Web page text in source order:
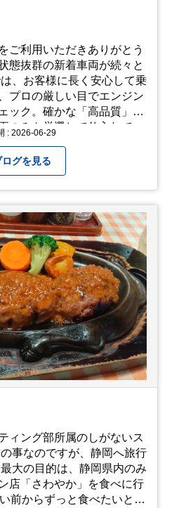
ご利用いただきありがとう
態抜群の新着車両が続々と
プロの厳しい目でエンジン
ック。確かな「高品質」と
のみを厳選して仕入れてい
: 2026-06-29
ログを見る
ィング部所属のしがないス
大の目的は、静岡県内のみ
店「さわやか」を食べに行
前からずっと食べたいと思